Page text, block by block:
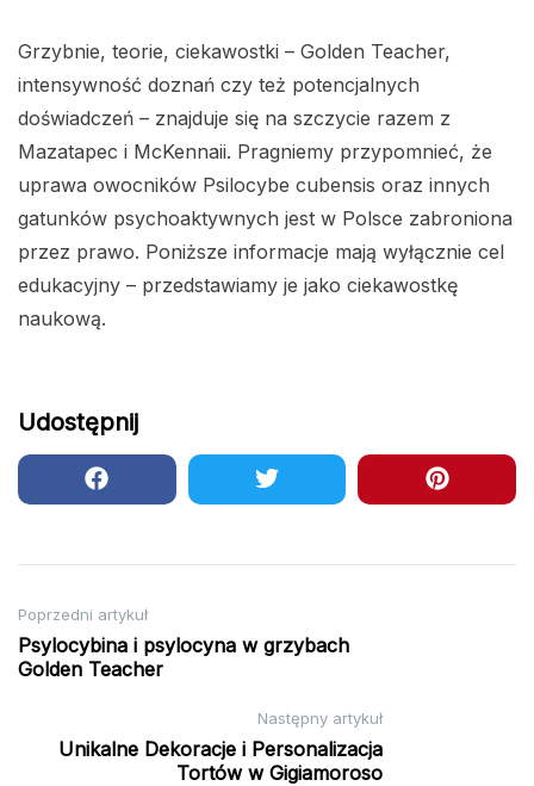
Grzybnie, teorie, ciekawostki – Golden Teacher,
intensywność doznań czy też potencjalnych
doświadczeń – znajduje się na szczycie razem z
Mazatapec i McKennaii. Pragniemy przypomnieć, że
uprawa owocników Psilocybe cubensis oraz innych
gatunków psychoaktywnych jest w Polsce zabroniona
przez prawo. Poniższe informacje mają wyłącznie cel
edukacyjny – przedstawiamy je jako ciekawostkę
naukową.
Udostępnij
Nawigacja
wpisu
Poprzedni artykuł
Psylocybina i psylocyna w grzybach
Golden Teacher
Następny artykuł
Unikalne Dekoracje i Personalizacja
Tortów w Gigiamoroso